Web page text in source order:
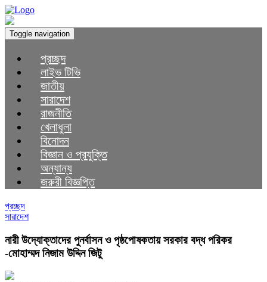
Toggle navigation
প্রচ্ছদ
লাইভ টিভি
জাতীয়
সারাদেশ
রাজনীতি
খেলাধুলা
বিনোদন
বিজ্ঞান ও প্রযুক্তি
অন্যান্য
জরুরী বিজ্ঞপ্তি
প্রচ্ছদ
সারাদেশ
নারী উদ্যোক্তাদের পুনর্বাসন ও পৃষ্ঠপোষকতায় সরকার বদ্ধ পরিকর
-মোহাম্মদ নিজাম উদ্দিন জিটু